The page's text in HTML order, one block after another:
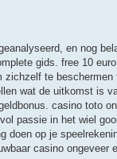
en nog
gids. free 10
te
wat de uitkomst is
casino toto
passie in het wiel
op je
casino ongeveer